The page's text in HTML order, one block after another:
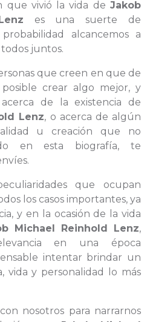
vivió la vida de Jakob
es una suerte de
alcancemos a
juntos.
que creen en que de
crear algo mejor, y
de la existencia de
Lenz, o acerca de algún
u creación que no
en esta biografía, te
que ocupan
los casos importantes, ya
y en la ocasión de la vida
Michael Reinhold Lenz,
en una época
intentar brindar un
vida y personalidad lo más
nosotros para narrarnos